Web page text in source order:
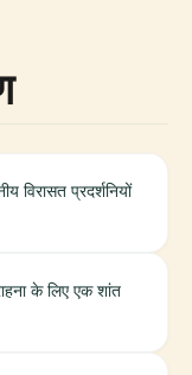
विरासत प्रदर्शनियों
के लिए एक शांत